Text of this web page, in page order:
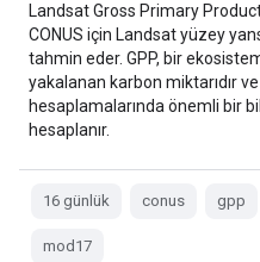
Landsat Gross Primary
CONUS için Landsat yüzey
tahmin eder. GPP, bir
yakalanan karbon miktarıdır
hesaplamalarında önemli bir
hesaplanır.
16 günlük conus gpp
mod17